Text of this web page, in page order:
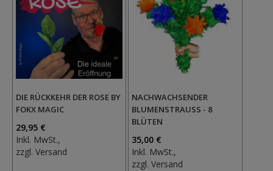
DIE RÜCKKEHR DER ROSE BY
FOKX MAGIC
29,95 €
Inkl. MwSt.,
zzgl. Versand
NACHWACHSENDER
BLUMENSTRAUSS - 8 B
LÜTEN
35,00 €
Inkl. MwSt.,
zzgl.Versand